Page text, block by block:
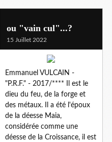
ou "vain cul"...?
15 Juillet 2022
Emmanuel VULCAIN -
"P.R.F." - 2017/**** Il est le
dieu du feu, de la forge et
des métaux. Il a été l'époux
de la déesse Maia,
considérée comme une
déesse de la Croissance, il est